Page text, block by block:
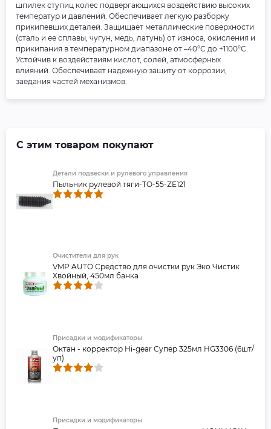
шпилек ступиц колес подвергающихся воздействию высоких
температур и давлений. Обеспечивает легкую разборку
прикипевших деталей. Защищает металлические поверхности
(сталь и ее сплавы, чугун, медь, латунь) от износа, окисления и
прикипания в температурном диапазоне от –40°С до +1100°С.
Устойчив к воздействиям кислот, солей, атмосферных
влияний. Обеспечивает надежную защиту от коррозии,
заедания частей механизмов.
С этим товаром покупают
Детали подвески и рулевого управления
Пыльник рулевой тяги-TO-55-ZE121
Очистители для рук
VMP AUTO Средство для очистки рук Эко Чистик
Хвойный, 450мл банка
Присадки и модификаторы
Октан - корректор Hi-gear Супер 325мл HG3306 (6шт/
уп)
Присадки и модификаторы